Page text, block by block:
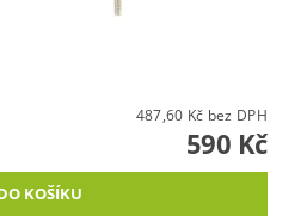
487,60 Kč bez DPH
590 Kč